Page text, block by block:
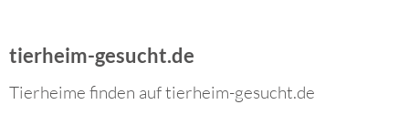
tierheim-gesucht.de
Tierheime finden auf tierheim-gesucht.de